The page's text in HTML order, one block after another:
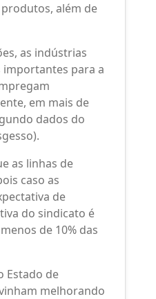
além de
as indústrias
importantes para a
em mais de
dados do
as linhas de
caso as
de
do sindicato é
de 10% das
Estado de
melhorando